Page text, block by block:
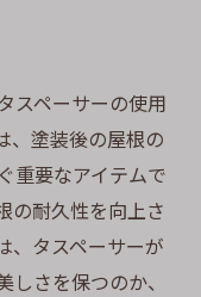
スペーサーの使用
、塗装後の屋根の
重要なアイテムで
の耐久性を向上さ
、タスペーサーが
さを保つのか、